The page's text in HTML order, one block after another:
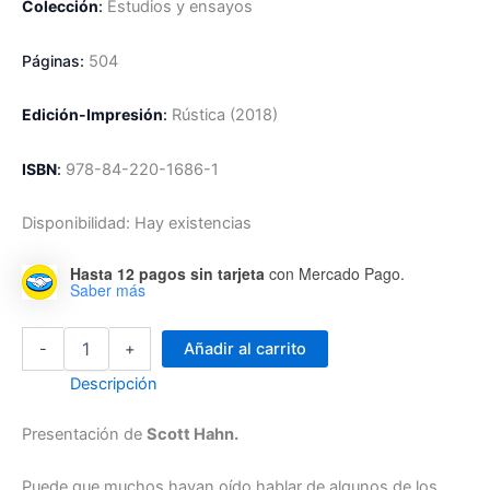
Colección: Estudios y ensayos
Páginas: 504
Edición-Impresión: Rústica (2018)
ISBN: 978-84-220-1686-1
Disponibilidad: Hay existencias
Hasta 12 pagos sin tarjeta con Mercado Pago.
Saber más
-
Cumplimiento
Deseo
+
Añadir al carrito
Descripción
Presentación de Scott Hahn.